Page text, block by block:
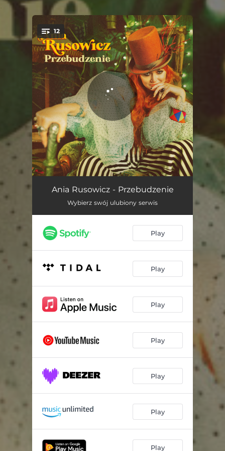
You're all set!
12
Fake 03:45
Tajemnica
Świecie stój 04:00
Do lasu
W dali dom 05:36
Niepewność 04:06
Małżeństwo 04:08
Fantasmagoria i ja 03:16
Baba 04:39
Przebudzenie 06:08
Ania Rusowicz - Przebudzenie
Wybierz swój ulubiony serwis
Play
Play
Play
Play
Play
Play
Play